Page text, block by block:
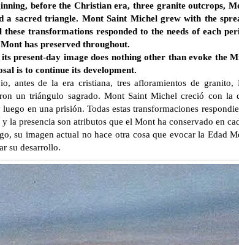
before the Christian era, three granite outcrops,
a sacred triangle. Mont Saint Michel grew with the
these transformations responded to the needs of each
has preserved throughout.
present-day image does nothing other than evoke the
is to continue its development.
antes de la era cristiana, tres afloramientos de
un triángulo sagrado. Mont Saint Michel creció con la
en una prisión. Todas estas transformaciones
la presencia son atributos que el Mont ha conservado en
su imagen actual no hace otra cosa que evocar la Edad
su desarrollo.